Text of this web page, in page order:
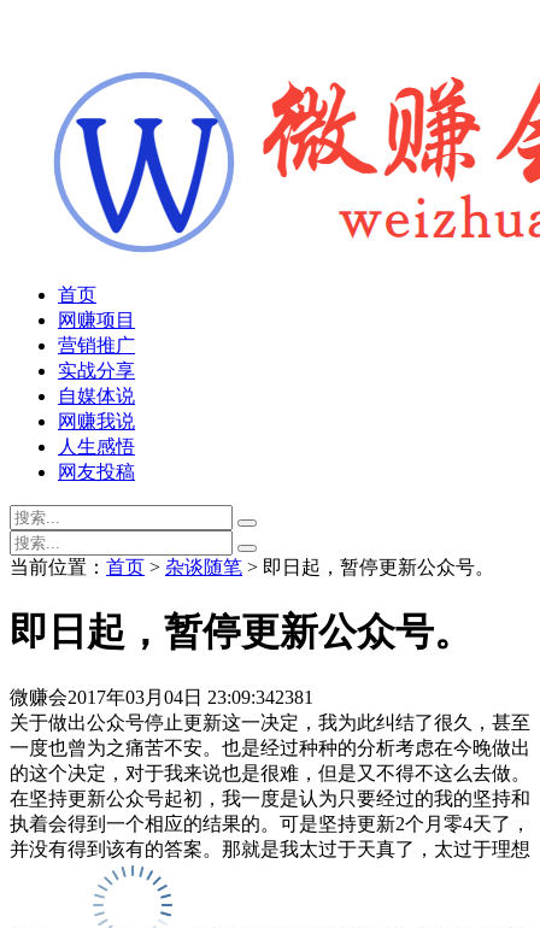
首页
网赚项目
营销推广
实战分享
自媒体说
网赚我说
人生感悟
网友投稿
当前位置： 首页 > 杂谈随笔 > 即日起，暂停更新公众号。
即日起，暂停更新公众号。
微赚会2017年03月04日 23:09:342381
关于做出公众号停止更新这一决定，我为此纠结了很久，甚至
一度也曾为之痛苦不安。也是经过种种的分析考虑在今晚做出
的这个决定，对于我来说也是很难，但是又不得不这么去做。
在坚持更新公众号起初，我一度是认为只要经过的我的坚持和
执着会得到一个相应的结果的。可是坚持更新2个月零4天了，
并没有得到该有的答案。那就是我太过于天真了，太过于理想